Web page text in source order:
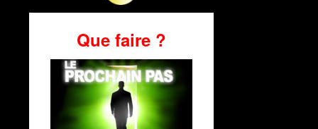
Que faire ?